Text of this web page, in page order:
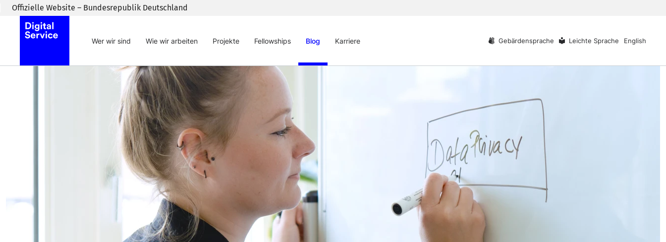
Zum Inhaltsbereich wechseln
Offizielle Website – Bundesrepublik Deutschland
Wer wir sind Wie wir arbeiten Projekte Fellowships Blog Karriere Gebärdensprache Leichte Sprache English